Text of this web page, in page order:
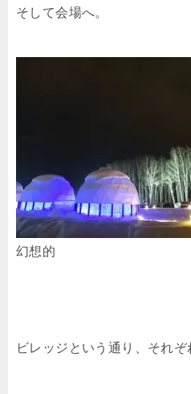
そして会場へ。
幻想的
ビレッジという通り、それぞ